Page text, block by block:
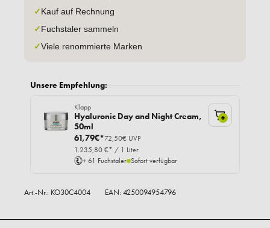
✓Kauf auf Rechnung
✓Fuchstaler sammeln
✓Viele renommierte Marken
Unsere Empfehlung:
Klapp
Hyaluronic Day and Night Cream,
50ml
61,79€*72,50€ UVP
1.235,80 €* / 1 Liter
+ 61 Fuchstaler Sofort verfügbar
+
Art.-Nr.: KO30C4004 EAN: 4250094954796